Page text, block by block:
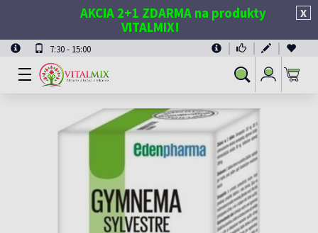
X
AKCIA 2+1 ZDARMA na produkty
VITALMIX!
7:30 - 15:00
Vyhľadávanie
Prihlásiť
sa